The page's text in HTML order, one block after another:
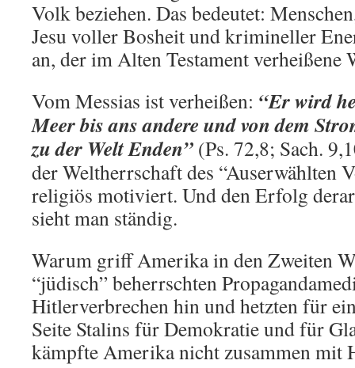
Volk beziehen. Das bedeutet:
Jesu voller Bosheit und krimineller
an, der im Alten Testament verheißene
Vom Messias ist verheißen: “Er wird
Meer bis ans andere und von dem
zu der Welt Enden” (Ps. 72,8; Sach.
der Weltherrschaft des “Auserwählten
religiös motiviert. Und den Erfolg
sieht man ständig.
Warum griff Amerika in den Zweiten
“jüdisch” beherrschten
Hitlerverbrechen hin und hetzten für
Seite Stalins für Demokratie und für
kämpfte Amerika nicht zusammen mit